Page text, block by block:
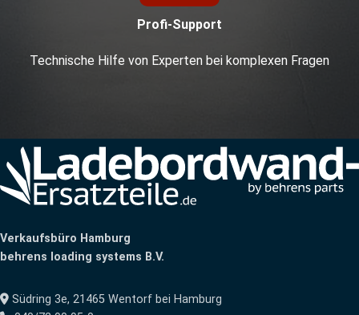
Profi-Support
Technische Hilfe von Experten bei komplexen Fragen
Verkaufsbüro Hamburg
behrens loading systems B.V.
Südring 3e, 21465 Wentorf bei Hamburg